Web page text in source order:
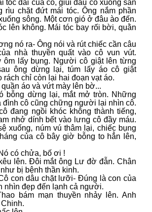
tóc dài của cô, giúi đầu cô xuống sàn
rìu chặt đứt mái tóc. Ông nắm phần
sông. Một cơn gió ở đâu ào đến.
lên không. Mái tóc bay rối bời, quằn
nó ra- Ông nói và rút chiếc cần câu
nhà thuyền quất vào cô vun vút.
ôm lấy bụng. Người cô giật lên từng
ông dừng lại, túm lấy áo cô giật
rách chỉ còn lại hai đoạn vạt áo.
quần áo và vứt mày lên bờ...
bỗng dừng lại, mắt mở tròn. Những
đình cô cũng chững người lại nhìn cô.
đang ngồi khóc không thành tiếng,
nhở dính bết vào lưng cô đầy máu.
xuống, núm vú thâm lại, chiếc bụng
của cô bây giờ bỗng to hẳn lên,
có chửa, bố ơi !
lên. Đôi mắt ông Lư đờ đẫn. Chân
bị bệnh thần kinh.
Cô con dâu chặt lưỡi- Đúng là con của
nhìn đẹp đến lạnh cả người.
bám mạn thuyền nhảy lên. Anh